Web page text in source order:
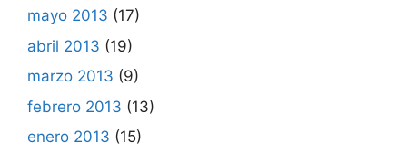
mayo 2013 (17)
abril 2013 (19)
marzo 2013 (9)
febrero 2013 (13)
enero 2013 (15)